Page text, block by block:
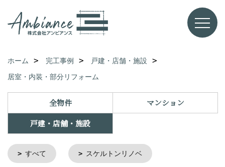
ホーム 完工事例
戸建・店舗・施設
居室・内装・部分リフォーム
全物件
マンション
戸建・店舗・施設
すべて スケルトンリノベ